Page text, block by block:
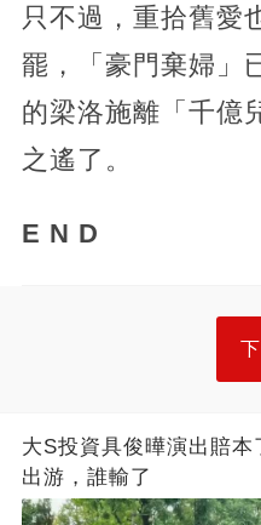
只不過，重拾舊愛
罷，「豪門棄婦」
的梁洛施離「千億
之遙了。
E N D
大S投資具俊曄演出賠
出游，誰輸了